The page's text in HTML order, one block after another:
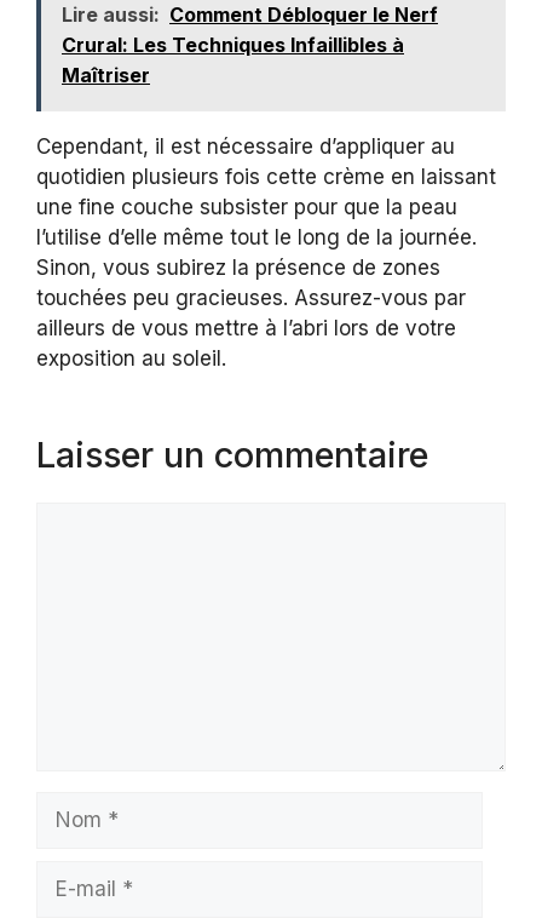
Lire aussi: Comment Débloquer le Nerf
Crural: Les Techniques Infaillibles à
Maîtriser
Cependant, il est nécessaire d’appliquer au
quotidien plusieurs fois cette crème en laissant
une fine couche subsister pour que la peau
l’utilise d’elle même tout le long de la journée.
Sinon, vous subirez la présence de zones
touchées peu gracieuses. Assurez-vous par
ailleurs de vous mettre à l’abri lors de votre
exposition au soleil.
Laisser un commentaire
mail